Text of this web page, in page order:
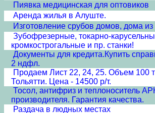
Пиявка медицинская для оптовиков
Аренда жилья в Алуште.
Изготовление срубов домов, дома из
Зубофрезерные, токарно-
кромкострогальные и пр. станки!
Документы для кредита.Купить
2 ндфл.
Продаем Лист 22, 24, 25. Объем 100
Тольятти. Цена - 14500 р/т.
Тосол, антифриз и теплоноситель
производителя. Гарантия качества.
Раздача в людных местах